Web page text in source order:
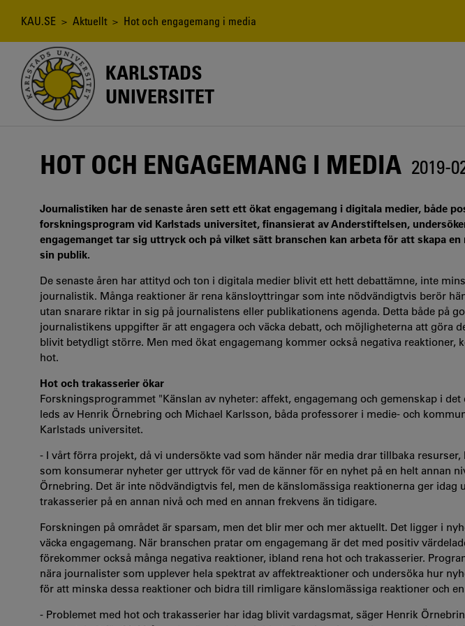
Länkstig
KAU.SE > Aktuellt > Hot och engagemang i media
KARLSTADS
UNIVERSITET
HOT OCH ENGAGEMANG I MEDIA 2019-
Journalistiken har de senaste åren sett ett ökat engagemang i digitala medier, både
forskningsprogram vid Karlstads universitet, finansierat av Anderstiftelsen,
engagemanget tar sig uttryck och på vilket sätt branschen kan arbeta för att skapa
sin publik.
De senaste åren har attityd och ton i digitala medier blivit ett hett debattämne, inte
journalistik. Många reaktioner är rena känsloyttringar som inte nödvändigtvis berör
utan snarare riktar in sig på journalistens eller publikationens agenda. Detta både på
journalistikens uppgifter är att engagera och väcka debatt, och möjligheterna att göra
blivit betydligt större. Men med ökat engagemang kommer också negativa reaktioner,
hot.
Hot och trakasserier ökar
Forskningsprogrammet "Känslan av nyheter: affekt, engagemang och gemenskap i
leds av Henrik Örnebring och Michael Karlsson, båda professorer i medie- och
Karlstads universitet.
- I vårt förra projekt, då vi undersökte vad som händer när media drar tillbaka
som konsumerar nyheter ger uttryck för vad de känner för en nyhet på en helt annan
Örnebring. Det är inte nödvändigtvis fel, men de känslomässiga reaktionerna ger idag
trakasserier på en annan nivå och med en annan frekvens än tidigare.
Forskningen på området är sparsam, men det blir mer och mer aktuellt. Det ligger i
väcka engagemang. När branschen pratar om engagemang är det med positiv
förekommer också många negativa reaktioner, ibland rena hot och trakasserier.
nära journalister som upplever hela spektrat av affektreaktioner och undersöka hur
för att minska dessa reaktioner och bidra till rimligare känslomässiga reaktioner och
- Problemet med hot och trakasserier har idag blivit vardagsmat, säger Henrik